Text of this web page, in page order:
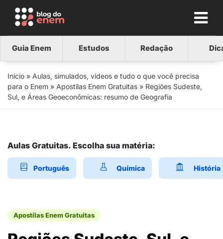
Guia Enem Estudos Redação
Início » Aulas, simulados, vídeos e tudo o que você precisa
para o Enem » Apostilas Enem Gratuitas » Regiões Sudeste,
Sul, e Áreas Geoeconômicas: resumo de Geografia
Aulas Gratuitas. Escolha sua matéria:
Português Química História
Apostilas Enem Gratuitas